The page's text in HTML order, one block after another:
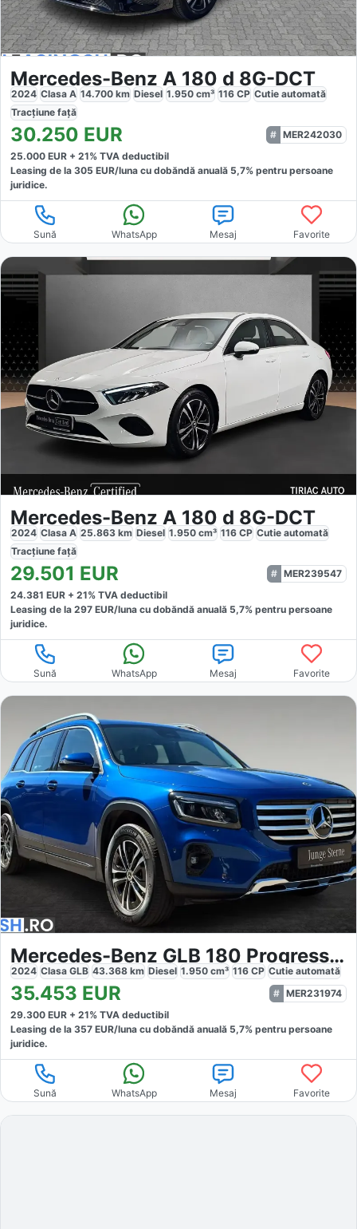
Mercedes-Benz A 180 d 8G-DCT
2024 Clasa A 14.700 km Diesel 1.950 cm³ 116 CP Cutie automată
Tracțiune față
30.250 EUR
MER242030
25.000 EUR + 21% TVA deductibil
Leasing de la 305 EUR/luna cu dobăndă anuală 5,7% pentru persoane
juridice.
Sună WhatsApp Mesaj Favorite
Mercedes-Benz A 180 d 8G-DCT
2024 Clasa A 25.863 km Diesel 1.950 cm³ 116 CP Cutie automată
Tracțiune față
29.501 EUR
MER239547
24.381 EUR + 21% TVA deductibil
Leasing de la 297 EUR/luna cu dobăndă anuală 5,7% pentru persoane
juridice.
Sună WhatsApp Mesaj Favorite
Mercedes-Benz GLB 180 Progressive LED
2024 Clasa GLB 43.368 km Diesel 1.950 cm³ 116 CP Cutie automată
35.453 EUR
MER231974
29.300 EUR + 21% TVA deductibil
Leasing de la 357 EUR/luna cu dobăndă anuală 5,7% pentru persoane
juridice.
Sună WhatsApp Mesaj Favorite